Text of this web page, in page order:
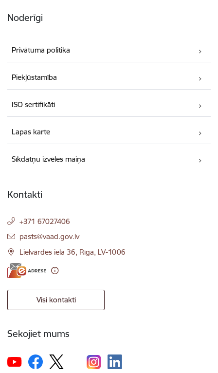
Noderīgi
Privātuma politika
Piekļūstamība
ISO sertifikāti
Lapas karte
Sīkdatņu izvēles maiņa
Kontakti
+371 67027406
E-pasts:
pasts@vaad.gov.lv
Lielvārdes iela 36, Rīga, LV-1006
Visi kontakti
Sekojiet mums